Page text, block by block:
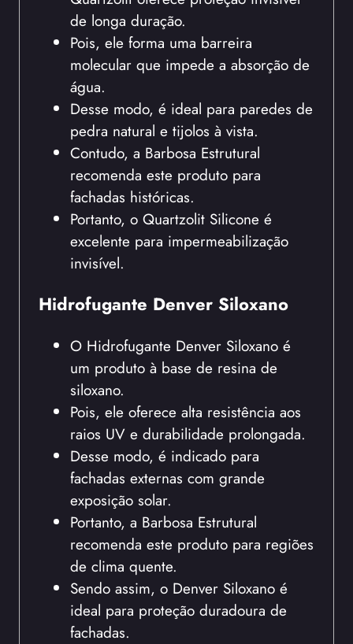
de longa duração.
Pois, ele forma uma barreira
molecular que impede a absorção de
água.
Desse modo, é ideal para paredes de
pedra natural e tijolos à vista.
Contudo, a Barbosa Estrutural
recomenda este produto para
fachadas históricas.
Portanto, o Quartzolit Silicone é
excelente para impermeabilização
invisível.
Hidrofugante Denver Siloxano
O Hidrofugante Denver Siloxano é
um produto à base de resina de
siloxano.
Pois, ele oferece alta resistência aos
raios UV e durabilidade prolongada.
Desse modo, é indicado para
fachadas externas com grande
exposição solar.
Portanto, a Barbosa Estrutural
recomenda este produto para regiões
de clima quente.
Sendo assim, o Denver Siloxano é
ideal para proteção duradoura de
fachadas.